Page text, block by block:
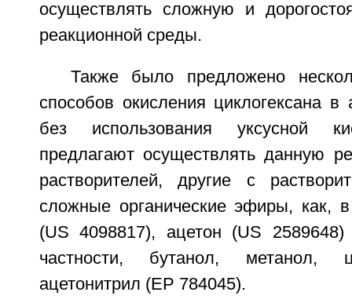
осуществлять сложную и
реакционной среды.
Также было предложено
способов окисления циклогексана в
без использования уксусной
предлагают осуществлять данную
растворителей, другие с
сложные органические эфиры, как,
(US 4098817), ацетон (US
частности, бутанол, метанол,
ацетонитрил (ЕР 784045).